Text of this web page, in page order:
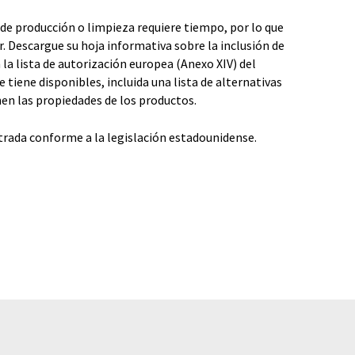
producción o limpieza requiere tiempo, por lo que
Descargue su hoja informativa sobre la inclusión de
lista de autorización europea (Anexo XIV) del
tiene disponibles, incluida una lista de alternativas
las propiedades de los productos.
conforme a la legislación estadounidense.